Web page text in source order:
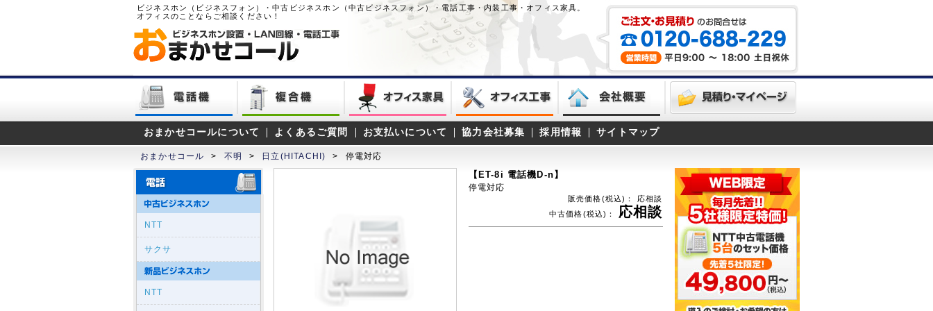
ビジネスホン（ビジネスフォン）・中古ビジネスホン（中古ビジネスフォン）・電話工事・内装工事・オフィス家具。
オフィスのことならご相談ください！
おまかせコールについて よくあるご質問 お支払いについて 協力会社募集 採用情報 サイトマップ
おまかせコール > 不明 > 日立(HITACHI) > 停電対応
NTT
サクサ
NTT
【ET-8i 電話機D-n】
停電対応
販売価格(税込)：
応相談
中古価格(税込)：
応相談